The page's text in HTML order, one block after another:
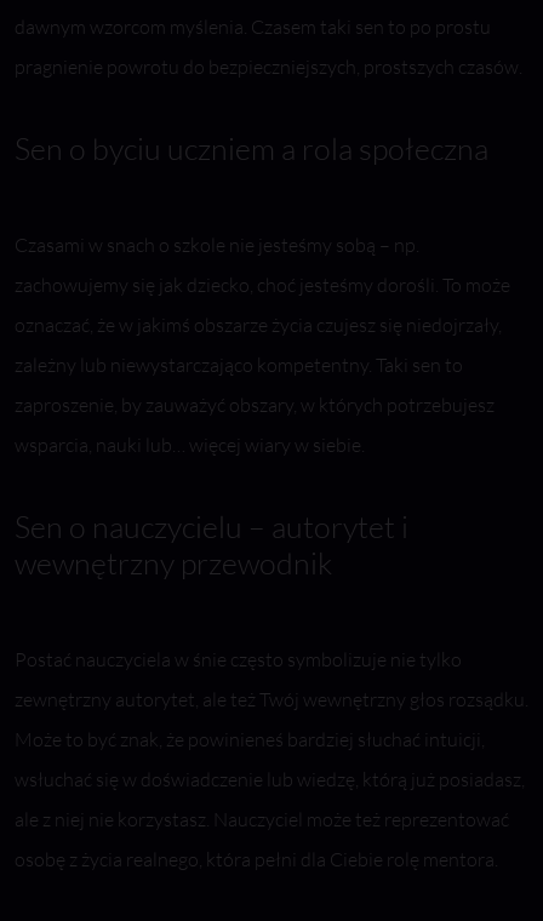
dawnym wzorcom myślenia. Czasem taki sen to po prostu
pragnienie powrotu do bezpieczniejszych, prostszych czasów.
Sen o byciu uczniem a rola społeczna
Czasami w snach o szkole nie jesteśmy sobą – np.
zachowujemy się jak dziecko, choć jesteśmy dorośli. To może
oznaczać, że w jakimś obszarze życia czujesz się niedojrzały,
zależny lub niewystarczająco kompetentny. Taki sen to
zaproszenie, by zauważyć obszary, w których potrzebujesz
wsparcia, nauki lub… więcej wiary w siebie.
Sen o nauczycielu – autorytet i
wewnętrzny przewodnik
Postać nauczyciela w śnie często symbolizuje nie tylko
zewnętrzny autorytet, ale też Twój wewnętrzny głos rozsądku.
Może to być znak, że powinieneś bardziej słuchać intuicji,
wsłuchać się w doświadczenie lub wiedzę, którą już posiadasz,
ale z niej nie korzystasz. Nauczyciel może też reprezentować
osobę z życia realnego, która pełni dla Ciebie rolę mentora.